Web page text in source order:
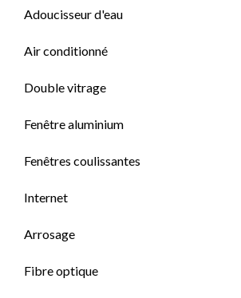
Adoucisseur d'eau
Air conditionné
Double vitrage
Fenêtre aluminium
Fenêtres coulissantes
Internet
Arrosage
Fibre optique